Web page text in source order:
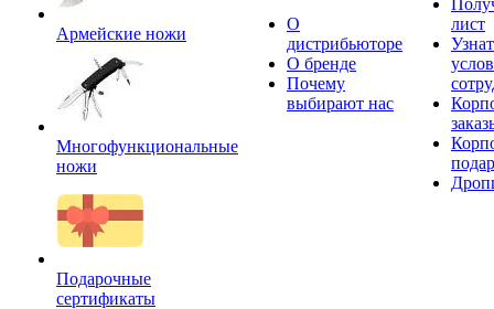
Армейские ножи
Многофункциональные
ножи
Подарочные
сертификаты
О
дистрибьюторе
О бренде
Почему
выбирают нас
лист